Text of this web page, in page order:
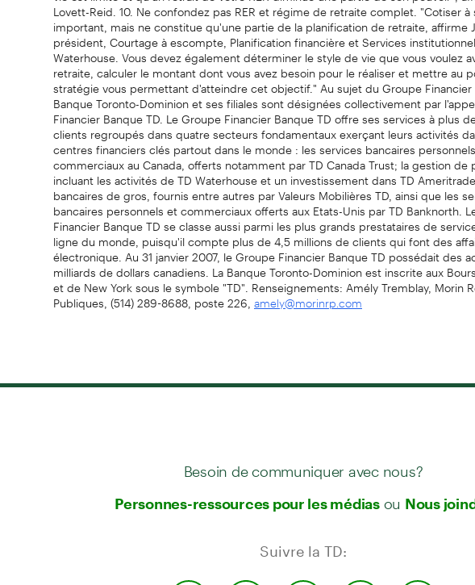
Lovett-Reid. 10. Ne confondez pas RER et régime de retraite complet. "Cotiser à
important, mais ne constitue qu'une partie de la planification de retraite, affirme
président, Courtage à escompte, Planification financière et Services
Waterhouse. Vous devez également déterminer le style de vie que vous voulez
retraite, calculer le montant dont vous avez besoin pour le réaliser et mettre au
stratégie vous permettant d'atteindre cet objectif." Au sujet du Groupe Financier
Banque Toronto-Dominion et ses filiales sont désignées collectivement par
Financier Banque TD. Le Groupe Financier Banque TD offre ses services à plus
clients regroupés dans quatre secteurs fondamentaux exerçant leurs activités
centres financiers clés partout dans le monde : les services bancaires
commerciaux au Canada, offerts notamment par TD Canada Trust; la gestion de
incluant les activités de TD Waterhouse et un investissement dans TD
bancaires de gros, fournis entre autres par Valeurs Mobilières TD, ainsi que les
bancaires personnels et commerciaux offerts aux Etats-Unis par TD Banknorth.
Financier Banque TD se classe aussi parmi les plus grands prestataires de
ligne du monde, puisqu'il compte plus de 4,5 millions de clients qui font des
électronique. Au 31 janvier 2007, le Groupe Financier Banque TD possédait des
milliards de dollars canadiens. La Banque Toronto-Dominion est inscrite aux
et de New York sous le symbole "TD". Renseignements: Amély Tremblay, Morin
Publiques, (514) 289-8688, poste 226,amely@morinrp.com
Besoin de communiquer avec nous?
Personnes-ressources pour les médiasou Nous
Suivre la TD: